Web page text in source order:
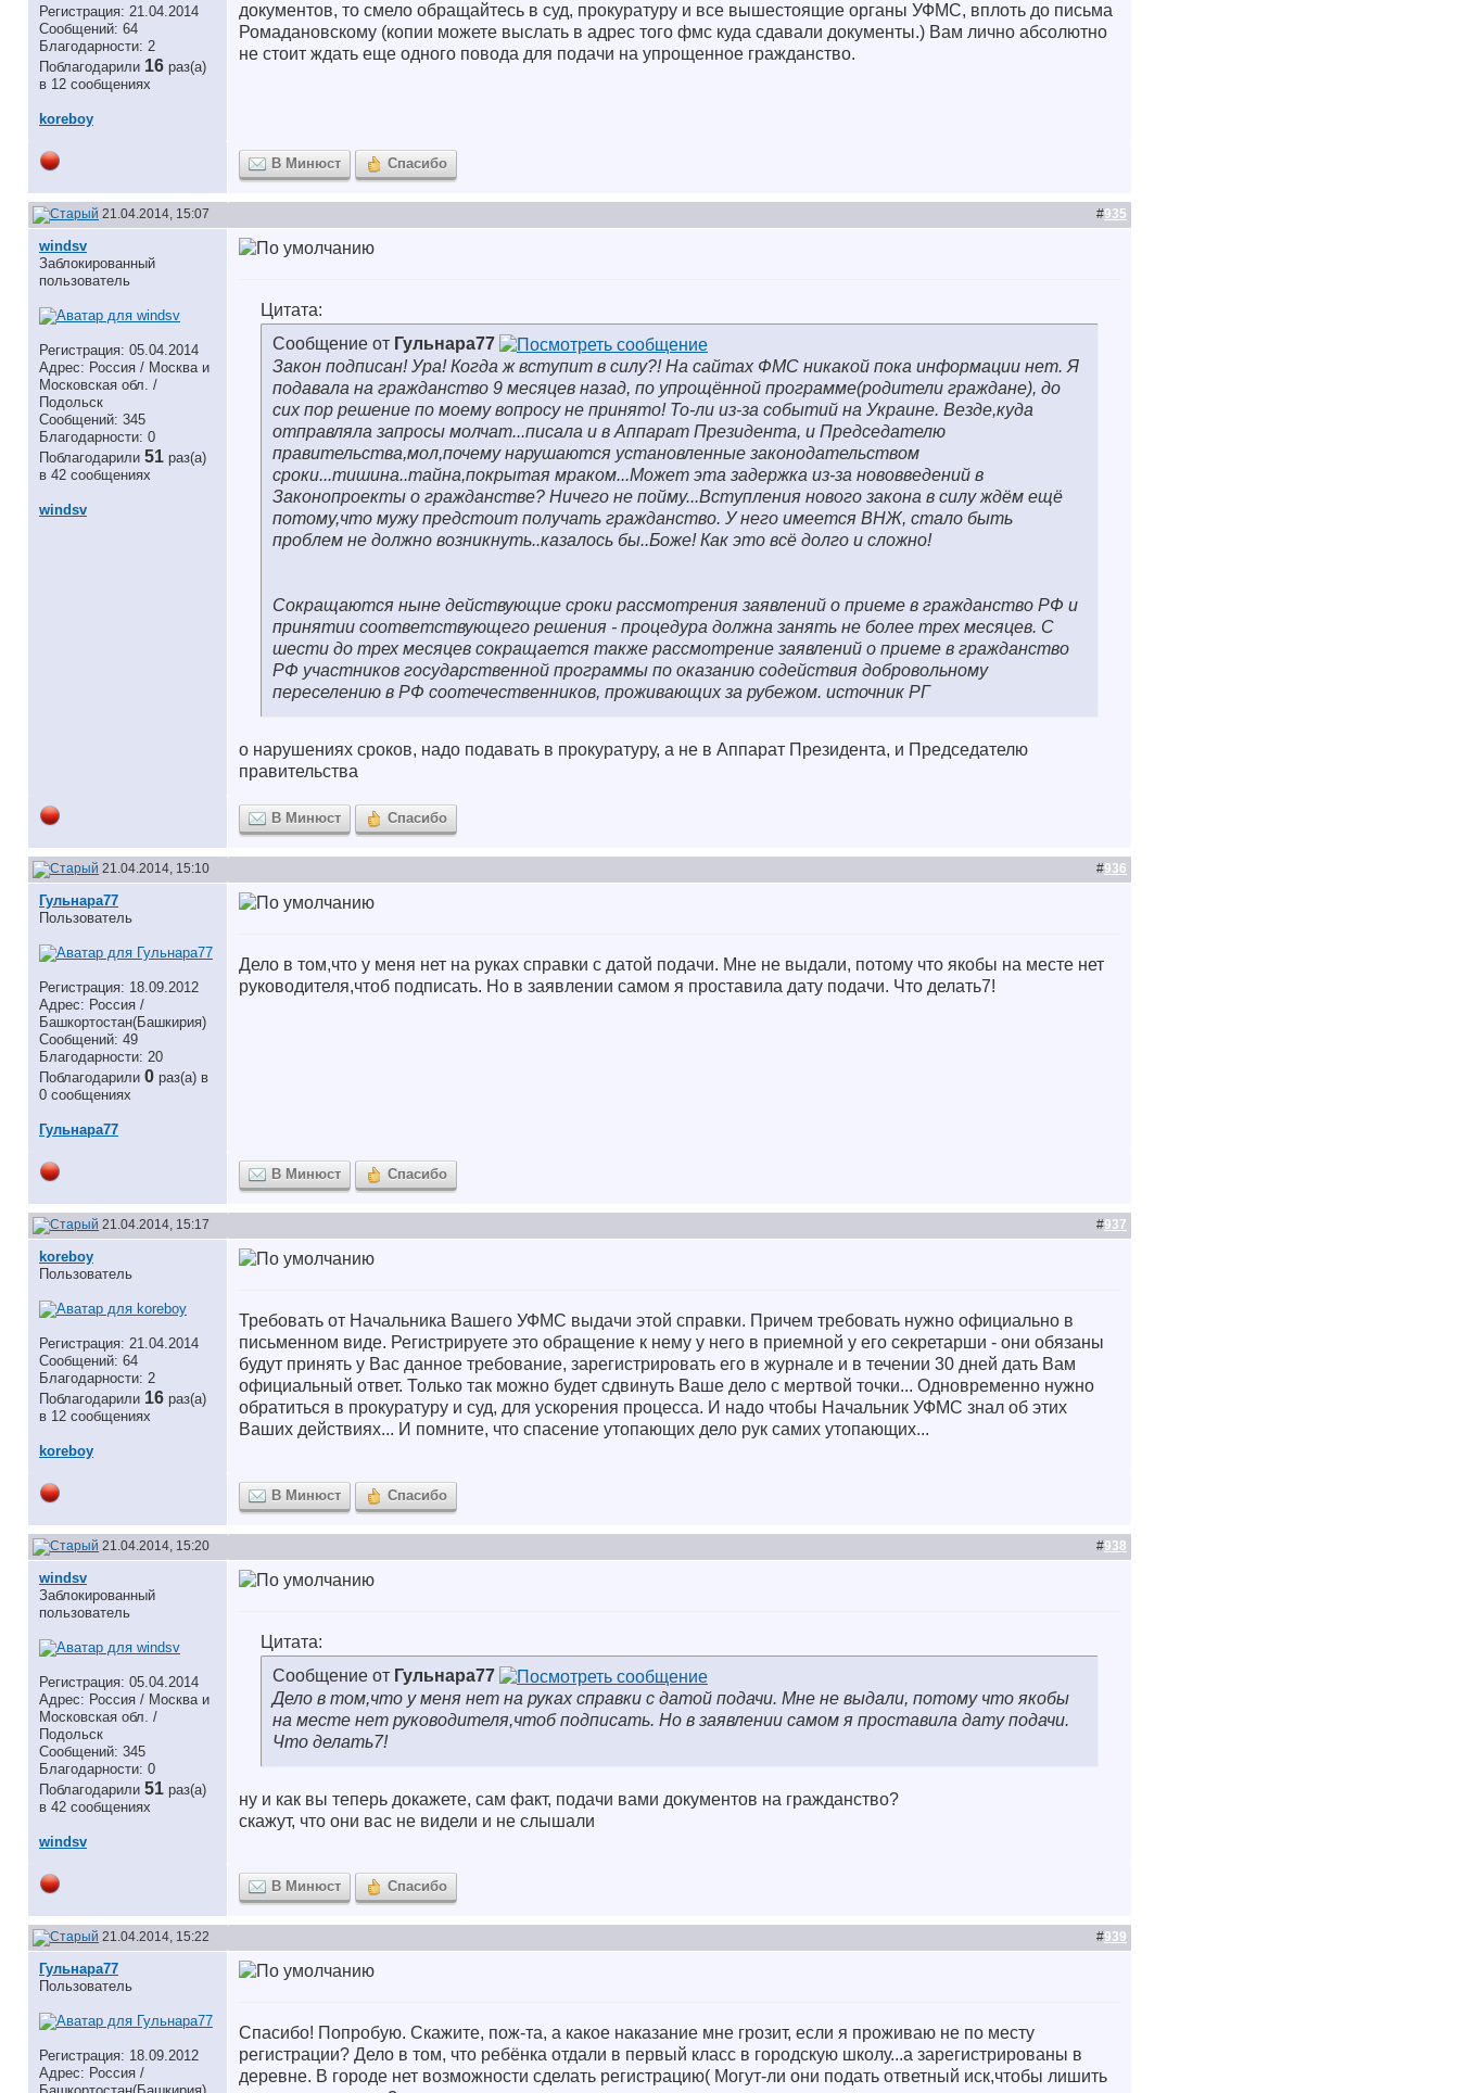
Регистрация: 21.04.2014
Сообщений: 64
Благодарности: 2
Поблагодарили 16 раз(а)
в 12 сообщениях
koreboy
документов, то смело обращайтесь в суд, прокуратуру и все вышестоящие органы УФМС, вплоть до письма
Ромадановскому (копии можете выслать в адрес того фмс куда сдавали документы.) Вам лично абсолютно
не стоит ждать еще одного повода для подачи на упрощенное гражданство.
В Минюст Спасибо
21.04.2014, 15:07 #935
windsv
Заблокированный
пользователь
Регистрация: 05.04.2014
Адрес: Россия / Москва и
Московская обл. /
Подольск
Сообщений: 345
Благодарности: 0
Поблагодарили 51 раз(а)
в 42 сообщениях
windsv
Цитата:
Сообщение от Гульнара77
Закон подписан! Ура! Когда ж вступит в силу?! На сайтах ФМС никакой пока информации нет. Я
подавала на гражданство 9 месяцев назад, по упрощённой программе(родители граждане), до
сих пор решение по моему вопросу не принято! То-ли из-за событий на Украине. Везде,куда
отправляла запросы молчат...писала и в Аппарат Президента, и Председателю
правительства,мол,почему нарушаются установленные законодательством
сроки...тишина..тайна,покрытая мраком...Может эта задержка из-за нововведений в
Законопроекты о гражданстве? Ничего не пойму...Вступления нового закона в силу ждём ещё
потому,что мужу предстоит получать гражданство. У него имеется ВНЖ, стало быть
проблем не должно возникнуть..казалось бы..Боже! Как это всё долго и сложно!
Сокращаются ныне действующие сроки рассмотрения заявлений о приеме в гражданство РФ и
принятии соответствующего решения - процедура должна занять не более трех месяцев. С
шести до трех месяцев сокращается также рассмотрение заявлений о приеме в гражданство
РФ участников государственной программы по оказанию содействия добровольному
переселению в РФ соотечественников, проживающих за рубежом. источник РГ
о нарушениях сроков, надо подавать в прокуратуру, а не в Аппарат Президента, и Председателю
правительства
В Минюст Спасибо
21.04.2014, 15:10 #936
Гульнара77
Пользователь
Регистрация: 18.09.2012
Адрес: Россия /
Башкортостан(Башкирия)
Сообщений: 49
Благодарности: 20
Поблагодарили 0 раз(а) в
0 сообщениях
Гульнара77
Дело в том,что у меня нет на руках справки с датой подачи. Мне не выдали, потому что якобы на месте нет
руководителя,чтоб подписать. Но в заявлении самом я проставила дату подачи. Что делать7!
В Минюст Спасибо
21.04.2014, 15:17 #937
koreboy
Пользователь
Регистрация: 21.04.2014
Сообщений: 64
Благодарности: 2
Поблагодарили 16 раз(а)
в 12 сообщениях
koreboy
Требовать от Начальника Вашего УФМС выдачи этой справки. Причем требовать нужно официально в
письменном виде. Регистрируете это обращение к нему у него в приемной у его секретарши - они обязаны
будут принять у Вас данное требование, зарегистрировать его в журнале и в течении 30 дней дать Вам
официальный ответ. Только так можно будет сдвинуть Ваше дело с мертвой точки... Одновременно нужно
обратиться в прокуратуру и суд, для ускорения процесса. И надо чтобы Начальник УФМС знал об этих
Ваших действиях... И помните, что спасение утопающих дело рук самих утопающих...
В Минюст Спасибо
21.04.2014, 15:20 #938
windsv
Заблокированный
пользователь
Регистрация: 05.04.2014
Адрес: Россия / Москва и
Московская обл. /
Подольск
Сообщений: 345
Благодарности: 0
Поблагодарили 51 раз(а)
в 42 сообщениях
windsv
Цитата:
Сообщение от Гульнара77
Дело в том,что у меня нет на руках справки с датой подачи. Мне не выдали, потому что якобы
на месте нет руководителя,чтоб подписать. Но в заявлении самом я проставила дату подачи.
Что делать7!
ну и как вы теперь докажете, сам факт, подачи вами документов на гражданство?
скажут, что они вас не видели и не слышали
В Минюст Спасибо
21.04.2014, 15:22 #939
Гульнара77
Пользователь
Регистрация: 18.09.2012
Адрес: Россия /
Спасибо! Попробую. Скажите, пож-та, а какое наказание мне грозит, если я проживаю не по месту
регистрации? Дело в том, что ребёнка отдали в первый класс в городскую школу...а зарегистрированы в
деревне. В городе нет возможности сделать регистрацию( Могут-ли они подать ответный иск,чтобы лишить